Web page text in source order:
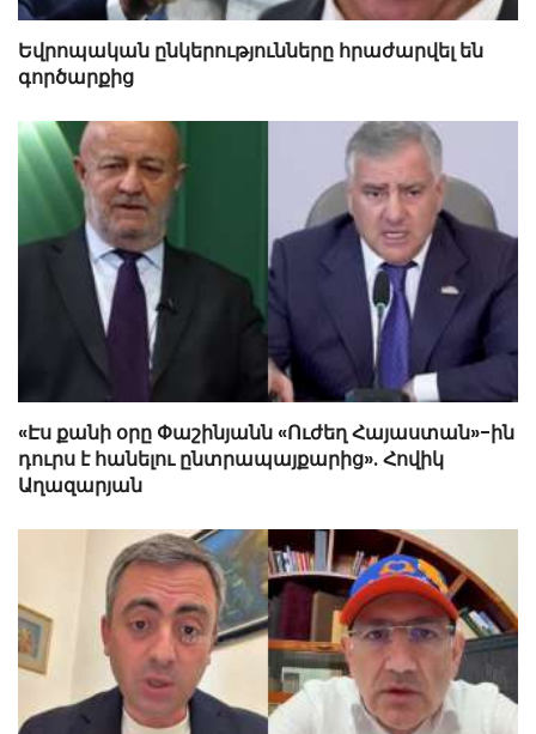
Եվրոպական ընկերությունները հրաժարվել են
գործարքից
«Էս քանի օրը Փաշինյանն «Ուժեղ Հայաստան»-ին
դուրս է հանելու ընտրապայքարից». Հովիկ
Աղազարյան